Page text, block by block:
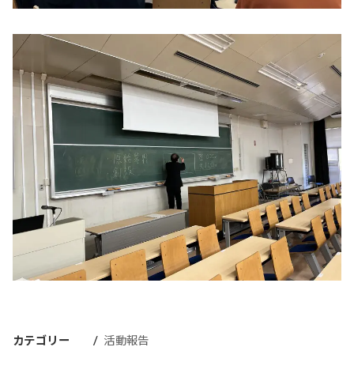
カテゴリー 活動報告